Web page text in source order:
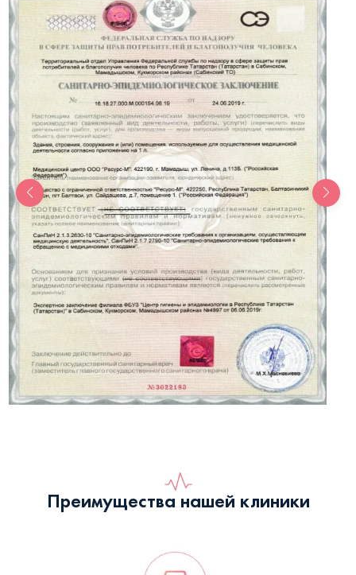
Преимущества нашей клиники